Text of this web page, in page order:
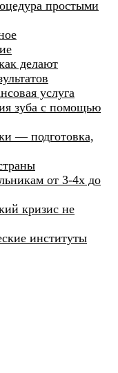
простыми
делают
услуга
зуба с помощью
— подготовка,
от 3-4х до
кризис не
институты